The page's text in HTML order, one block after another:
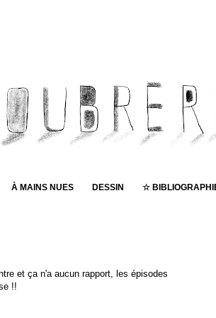
À MAINS NUES DESSIN ☆
et ça n'a aucun rapport, les épisodes
!!